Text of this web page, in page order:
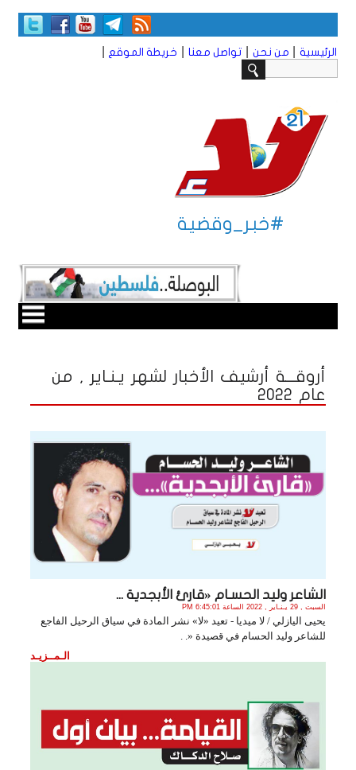
الرئيسية من نحن تواصل معنا خريطة الموقع
#خبر_وقضية
أروقـــة أرشيف الأخبار لشهر يـنـاير , من
عام 2022
الشاعر وليد الحسـام «قارئ الأبجدية ...
السبت , 29 يـنـاير , 2022 الساعة 6:45:01 PM
يحيى اليازلي / لا ميديا - تعيد «لا» نشر المادة في سياق الرحيل الفاجع
للشاعر وليد الحسام في قصيدة «. .
الـمــزيـد